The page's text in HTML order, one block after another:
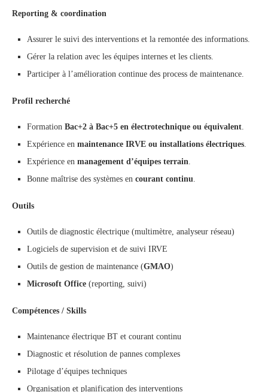
Reporting & coordination
Assurer le suivi des interventions et la remontée des informations.
Gérer la relation avec les équipes internes et les clients.
Participer à l’amélioration continue des process de maintenance.
Profil recherché
Formation Bac+2 à Bac+5 en électrotechnique ou équivalent.
Expérience en maintenance IRVE ou installations électriques.
Expérience en management d’équipes terrain.
Bonne maîtrise des systèmes en courant continu.
Outils
Outils de diagnostic électrique (multimètre, analyseur réseau)
Logiciels de supervision et de suivi IRVE
Outils de gestion de maintenance (GMAO)
Microsoft Office (reporting, suivi)
Compétences / Skills
Maintenance électrique BT et courant continu
Diagnostic et résolution de pannes complexes
Pilotage d’équipes techniques
Organisation et planification des interventions